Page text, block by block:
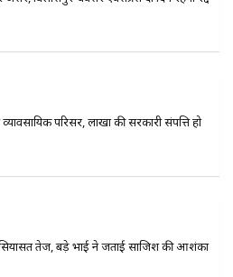
परिसर, लाखों की सरकारी संपत्ति हो
तेज, बड़े भाई ने जताई साजिश की आशंका